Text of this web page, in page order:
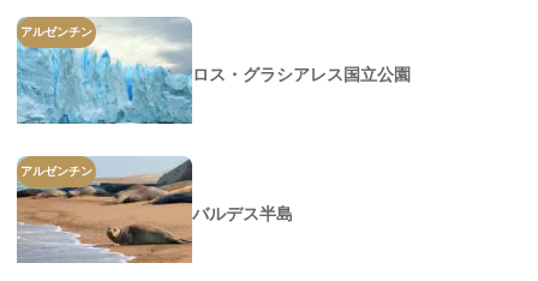
アルゼンチン
ロス・グラシアレス国立公園
アルゼンチン
バルデス半島